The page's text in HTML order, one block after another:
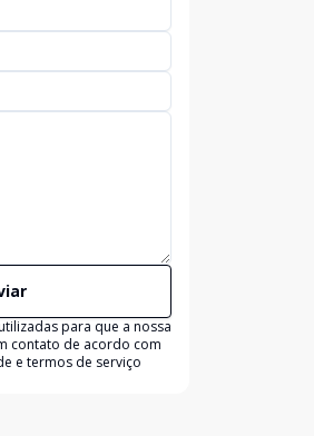
para que a nossa
contato de acordo com
e termos de serviço